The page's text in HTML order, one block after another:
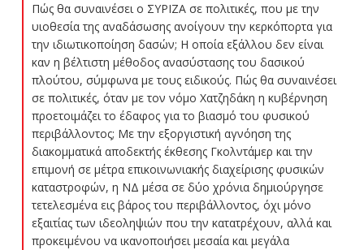
Πώς θα συναινέσει ο ΣΥΡΙΖΑ σε πολιτικές, που με την
υιοθεσία της αναδάσωσης ανοίγουν την κερκόπορτα για
την ιδιωτικοποίηση δασών; Η οποία εξάλλου δεν είναι
καν η βέλτιστη μέθοδος ανασύστασης του δασικού
πλούτου, σύμφωνα με τους ειδικούς. Πώς θα συναινέσει
σε πολιτικές, όταν με τον νόμο Χατζηδάκη η κυβέρνηση
προετοιμάζει το έδαφος για το βιασμό του φυσικού
περιβάλλοντος; Με την εξοργιστική αγνόηση της
διακομματικά αποδεκτής έκθεσης Γκολντάμερ και την
επιμονή σε μέτρα επικοινωνιακής διαχείρισης φυσικών
καταστροφών, η ΝΔ μέσα σε δύο χρόνια δημιούργησε
τετελεσμένα εις βάρος του περιβάλλοντος, όχι μόνο
εξαιτίας των ιδεοληψιών που την κατατρέχουν, αλλά και
προκειμένου να ικανοποιήσει μεσαία και μεγάλα